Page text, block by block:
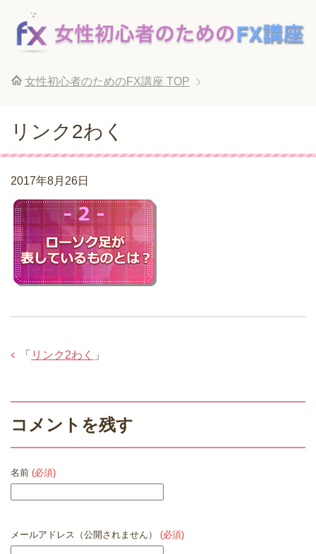
女性初心者のためのFX講座 TOP
リンク2わく
2017年8月26日
「 リンク2わく 」
コメントを残す
名前 (必須)
メールアドレス（公開されません） (必須)